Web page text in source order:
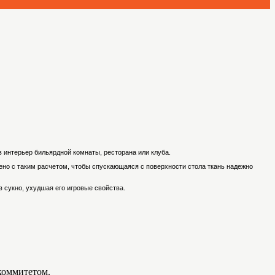
бильярдной комнаты, ресторана или клуба.
с таким расчетом, чтобы спускающаяся с поверхности стола ткань надежно
ухудшая его игровые свойства.